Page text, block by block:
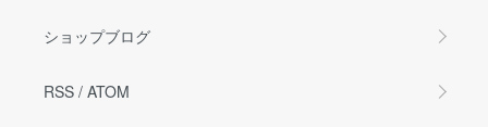
ショップブログ
RSS / ATOM